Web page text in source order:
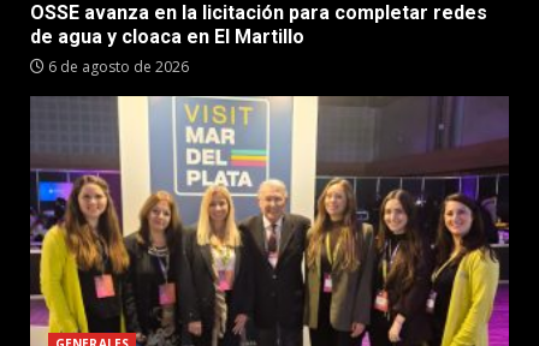
OSSE avanza en la licitación para completar redes
de agua y cloaca en El Martillo
6 de agosto de 2026